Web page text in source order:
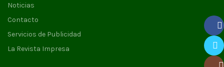
Noticias
Contacto
Servicios de Publicidad
La Revista Impresa